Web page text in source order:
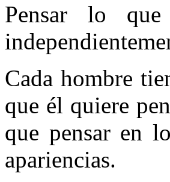
Pensar lo
Cada hombre
que él quiere
que pensar en
apariencias.